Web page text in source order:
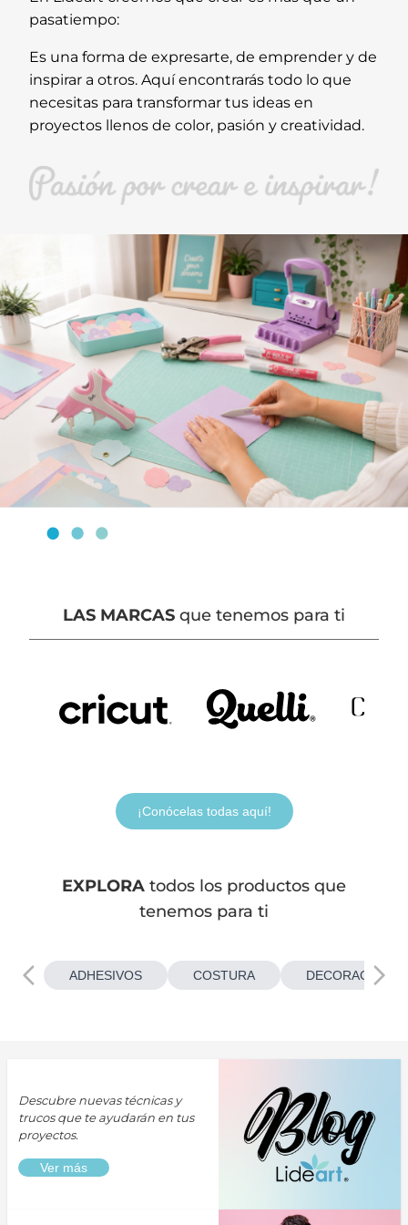
pasatiempo:
Es una forma de expresarte, de emprender y de
inspirar a otros. Aquí encontrarás todo lo que
necesitas para transformar tus ideas en
proyectos llenos de color, pasión y creatividad.
LAS MARCAS que tenemos para ti
¡Conócelas todas aquí!
EXPLORA todos los productos que
tenemos para ti
ADHESIVOS COSTURA
Descubre nuevas técnicas y
trucos que te ayudarán en tus
proyectos.
Ver más